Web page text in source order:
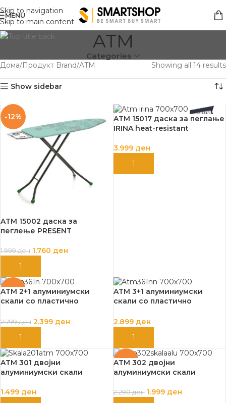
Skip to navigation
Skip to main content
MENU
ATM
Categories
Дома Продукт Brand ATM Showing all 14 results
Show sidebar
-12%
ATM 15002 даска за
пеглење PRESENT
1.999ден 1.760 ден
ДОДАЈ ВО КОШНИЦА
ATM 15017 даска за пеглање
IRINA heat-resistant
3.999 ден
ДОДАЈ ВО КОШНИЦА
-14%
ATM 2+1 алуминиумски
скали со пластично
2.799ден 2.399 ден
ДОДАЈ ВО КОШНИЦА
ATM 3+1 алуминиумски
скали со пластично
2.899 ден
ДОДАЈ ВО КОШНИЦА
ATM 301 двојни
алуминиумски скали
1.499 ден
-13%
ATM 302 двојни
алуминиумски скали
2.290ден 1.999 ден